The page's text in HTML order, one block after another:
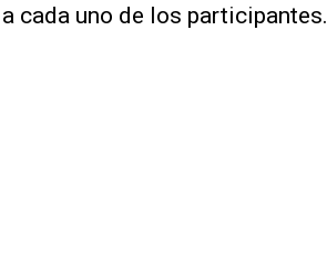
cada uno de los participantes.